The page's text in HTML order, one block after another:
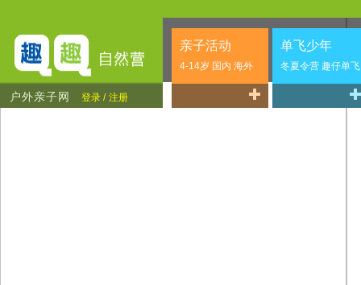
亲子活动
4-14岁 国内 海外
单飞少年
冬夏令营 趣仔单飞
户外亲子网 登录 / 注册